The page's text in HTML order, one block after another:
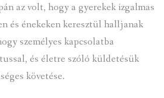
az volt, hogy a gyerekek izgalmas
és énekeken keresztül halljanak
személyes kapcsolatba
és életre szóló küldetésük
követése.